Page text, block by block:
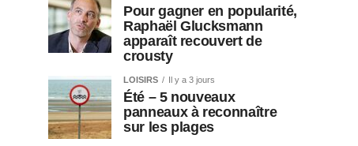
Pour gagner en popularité,
Raphaël Glucksmann
apparaît recouvert de
crousty
LOISIRS Il y a 3 jours
Été – 5 nouveaux
panneaux à reconnaître
sur les plages